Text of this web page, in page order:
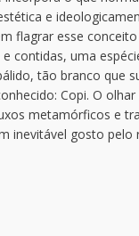
e
flagrar esse
contidas, uma
tão branco que
Copi. O
metamórficos e
inevitável gosto